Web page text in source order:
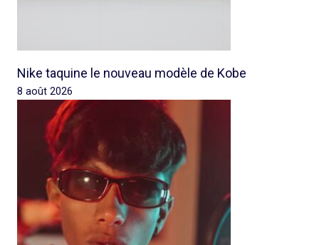
Nike taquine le nouveau modèle de Kobe
8 août 2026